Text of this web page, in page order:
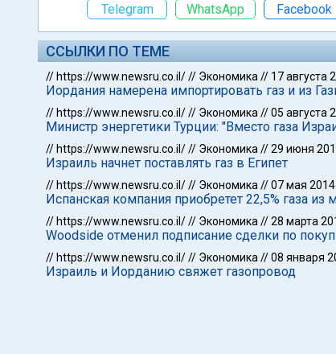
Telegram
WhatsApp Facebook
ССЫЛКИ ПО ТЕМЕ
// https://www.newsru.co.il/// Экономика // 17 августа
Иордания намерена импортировать газ и из
// https://www.newsru.co.il/// Экономика //05 августа
Министр энергетики Турции: "Вместо газа
// https://www.newsru.co.il/// Экономика //29 июня
Израиль начнет поставлять газ в Египет
// https://www.newsru.co.il/// Экономика //07 мая 2014
Испанская компания приобретет 22,5% газа
// https://www.newsru.co.il/// Экономика //28 марта
Woodside отменил подписание сделки по
// https://www.newsru.co.il/// Экономика //08 января
Израиль и Иорданию свяжет газопровод